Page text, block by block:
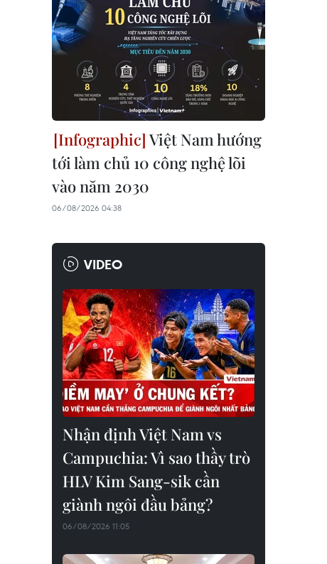
Việt Nam hướng
tới làm chủ 10 công nghệ lõi
vào năm 2030
06/08/2026 04:38
VIDEO
Nhận định Việt Nam vs
Campuchia: Vì sao thầy trò
HLV Kim Sang-sik cần
giành ngôi đầu bảng?
06/08/2026 11:05